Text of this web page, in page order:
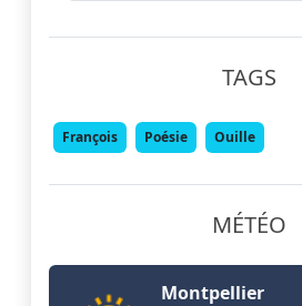
TAGS
François Poésie Ouille
MÉTÉO
Montpellier